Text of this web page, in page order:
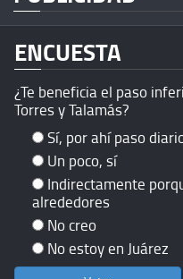
ENCUESTA
¿Te beneficia el paso
Torres y Talamás?
Sí, por ahí paso
Un poco, sí
Indirectamente
alrededores
No creo
No estoy en Juárez